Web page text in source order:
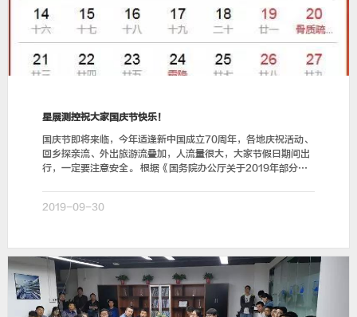
星展测控祝大家国庆节快乐！
国庆节即将来临，今年适逢新中国成立70周年，各地庆祝活动、
回乡探亲流、外出旅游流叠加，人流量很大，大家节假日期间出
行，一定要注意安全。 根据《国务院办公厅关于2019年部分节
2019-09-30